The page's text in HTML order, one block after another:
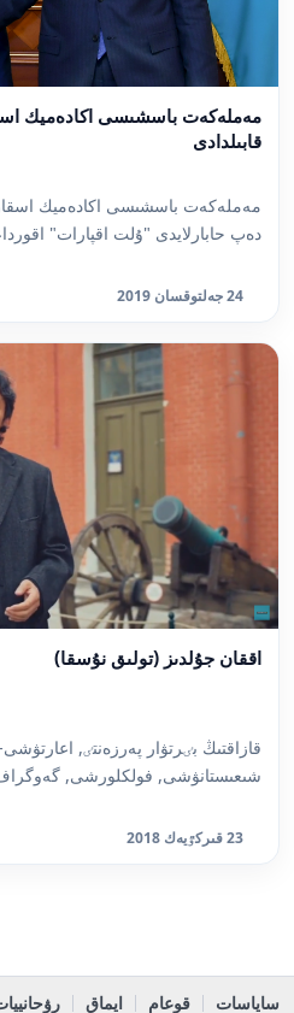
مەملەكەت باسشىسى اكادەميك
قابىلدادى
مەملەكەت باسشىسى اكادەميك اسقار
دەپ حابارلايدى "ۇلت اقپارات"
24 جەلتوقسان 2019
اققان جۇلدىز (تولىق نۇسقا)
قازاقتىڭ بٸرتۋار پەرزەنتٸ,
شىعىستانۋشى, فولكلورشى,
23 قىركٷيەك 2018
ساياسات قوعام ايماق